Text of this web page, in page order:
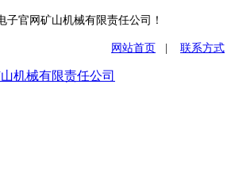
子官网矿山机械有限责任公司！
网站首页 联系方式